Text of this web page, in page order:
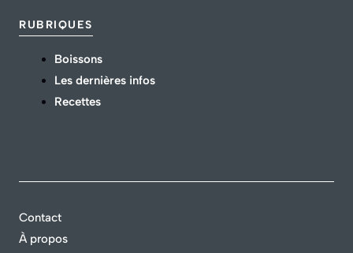
RUBRIQUES
Boissons
Les dernières infos
Recettes
Contact
À propos